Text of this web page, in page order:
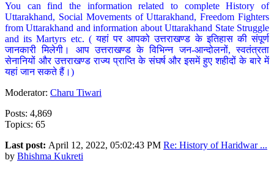
You can find the information related to complete History of
Uttarakhand, Social Movements of Uttarakhand, Freedom Fighters
from Uttarakhand and information about Uttarakhand State Struggle
and its Martyrs etc. ( यहां पर आपको उत्तराखण्ड के इतिहास की संपूर्ण
जानकारी मिलेगी। आप उत्तराखण्ड के विभिन्न जन-आन्दोलनों, स्वतंत्रता
सेनानियों और उत्तराखण्ड राज्य प्राप्ति के संघर्ष और इसमें हुए शहीदों के बारे में
यहां जान सकते हैं।)
Moderator: Charu Tiwari
Posts: 4,869
Topics: 65
Last post: April 12, 2022, 05:02:43 PM Re: History of Haridwar ...
by Bhishma Kukreti